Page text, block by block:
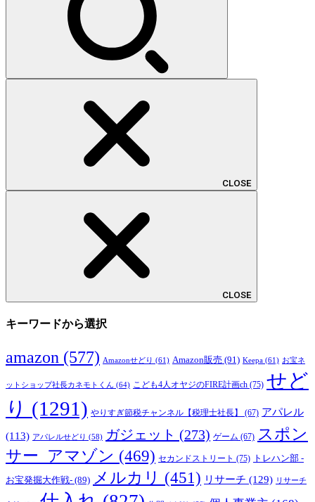
CLOSE
CLOSE
キーワードから選択
amazon (577) Amazonせどり (61) Amazon販売 (91) Keepa (61) お宝ネ
ットショップ社長カネモトくん (64) こども4人オヤジのFIRE計画ch (75) せど
り (1291) やりすぎ節税チャンネル【税理士社長】 (67) アパレル
(113) アパレルせどり (58) ガジェット (273) ゲーム (67) スポン
サー_アマゾン (469) セカンドストリート (75) トレハン部 -
お宝発掘大作戦- (89) メルカリ (451) リサーチ (129) リサーチ